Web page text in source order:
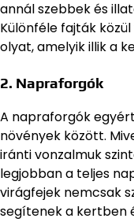
annál szebbek és
Különféle fajták
olyat, amelyik illik a
2. Napraforgók
A napraforgók
növények között.
iránti vonzalmuk
legjobban a teljes
virágfejek nemcsak
segítenek a kertben